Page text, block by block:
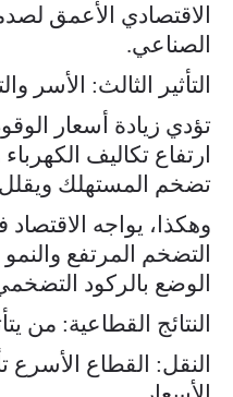
الاقتصادي الأعمق
الصناعي.
التأثير الثالث: الأسر
تؤدي زيادة أسعار
ارتفاع تكاليف
تضخم المستهلك ويقلل
وهكذا، يواجه
التضخم المرتفع
الوضع بالركود
النتائج القطاعية: من
النقل: القطاع